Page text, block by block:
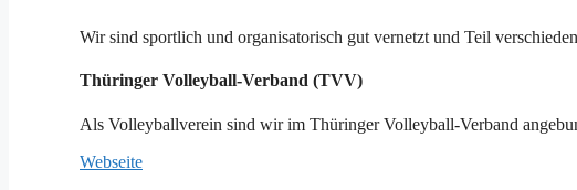
Wir sind sportlich und organisatorisch gut vernetzt und Teil
Thüringer Volleyball-Verband (TVV)
Als Volleyballverein sind wir im Thüringer Volleyball-Verband
Webseite